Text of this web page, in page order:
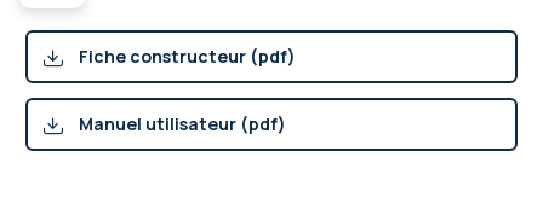
Fiche constructeur (pdf)
Manuel utilisateur (pdf)